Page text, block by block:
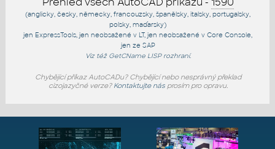
(anglicky, česky, německy, francouzsky, španělsky, italsky, portugalsky,
polsky, maďarsky)
jen ExpressTools , jen neobsažené v LT, jen neobsažené v Core Console
jen ze SAP
Viz též GetCNameLISP rozhraní.
Chybějící příkaz AutoCADu? Chybějící nebo nesprávný překlad
cizojazyčné verze? Kontaktujte násprosím pro opravu.